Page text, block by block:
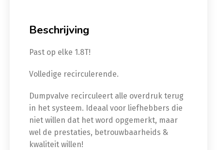
Beschrijving
Past op elke 1.8T!
Volledige recirculerende.
Dumpvalve recirculeert alle overdruk terug
in het systeem. Ideaal voor liefhebbers die
niet willen dat het word opgemerkt, maar
wel de prestaties, betrouwbaarheids &
kwaliteit willen!